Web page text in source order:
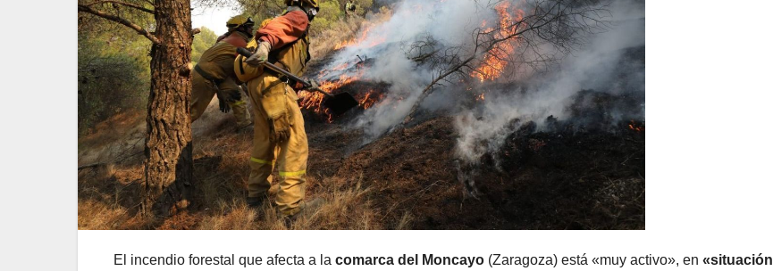
El incendio forestal que afecta a la comarca del Moncayo (Zaragoza) está «muy activo», en «situación